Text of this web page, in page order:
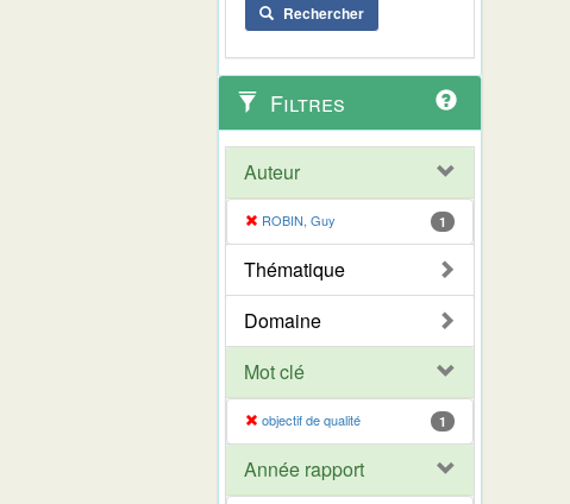
Rechercher
Filtres
Auteur
ROBIN, Guy 1
Thématique
Domaine
Mot clé
objectif de qualité 1
Année rapport